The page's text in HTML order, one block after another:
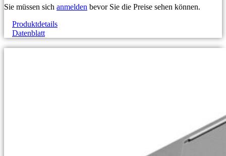
Sie müssen sich anmelden bevor Sie die Preise sehen können.
Produktdetails
Datenblatt